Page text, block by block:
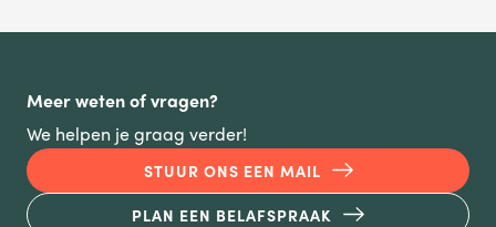
Meer weten of vragen?
We helpen je graag verder!
STUUR ONS EEN MAIL
PLAN EEN BELAFSPRAAK